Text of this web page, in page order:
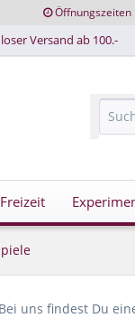
Öffnungszeiten
Versand ab 100.-
Bei uns findest Du